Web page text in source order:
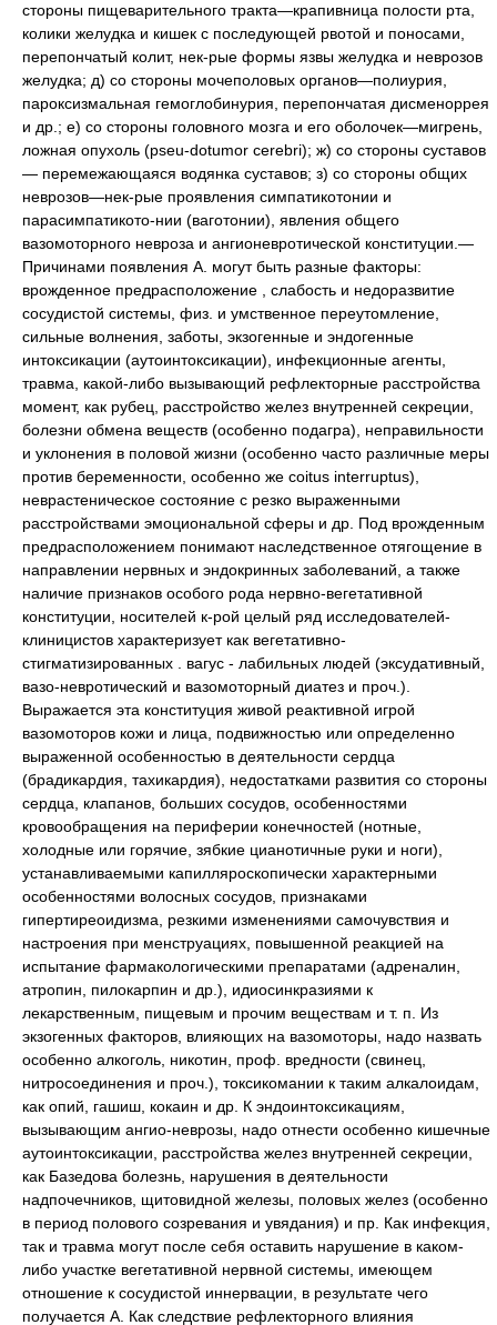
стороны пищеварительного тракта—крапивница полости рта,
колики желудка и кишек с последующей рвотой и поносами,
перепончатый колит, нек-рые формы язвы желудка и неврозов
желудка; д) со стороны мочеполовых органов—полиурия,
пароксизмальная гемоглобинурия, перепончатая дисменоррея
и др.; е) со стороны головного мозга и его оболочек—мигрень,
ложная опухоль (pseu-dotumor cerebri); ж) со стороны суставов
— перемежающаяся водянка суставов; з) со стороны общих
неврозов—нек-рые проявления симпатикотонии и
парасимпатикото-нии (ваготонии), явления общего
вазомоторного невроза и ангионевротической конституции.—
Причинами появления А. могут быть разные факторы:
врожденное предрасположение , слабость и недоразвитие
сосудистой системы, физ. и умственное переутомление,
сильные волнения, заботы, экзогенные и эндогенные
интоксикации (аутоинтоксикации), инфекционные агенты,
травма, какой-либо вызывающий рефлекторные расстройства
момент, как рубец, расстройство желез внутренней секреции,
болезни обмена веществ (особенно подагра), неправильности
и уклонения в половой жизни (особенно часто различные меры
против беременности, особенно же coitus interruptus),
неврастеническое состояние с резко выраженными
расстройствами эмоциональной сферы и др. Под врожденным
предрасположением понимают наследственное отягощение в
направлении нервных и эндокринных заболеваний, а также
наличие признаков особого рода нервно-вегетативной
конституции, носителей к-рой целый ряд исследователей-
клиницистов характеризует как вегетативно-
стигматизированных . вагус - лабильных людей (эксудативный,
вазо-невротический и вазомоторный диатез и проч.).
Выражается эта конституция живой реактивной игрой
вазомоторов кожи и лица, подвижностью или определенно
выраженной особенностью в деятельности сердца
(брадикардия, тахикардия), недостатками развития со стороны
сердца, клапанов, больших сосудов, особенностями
кровообращения на периферии конечностей (нотные,
холодные или горячие, зябкие цианотичные руки и ноги),
устанавливаемыми капилляроскопически характерными
особенностями волосных сосудов, признаками
гипертиреоидизма, резкими изменениями самочувствия и
настроения при менструациях, повышенной реакцией на
испытание фармакологическими препаратами (адреналин,
атропин, пилокарпин и др.), идиосинкразиями к
лекарственным, пищевым и прочим веществам и т. п. Из
экзогенных факторов, влияющих на вазомоторы, надо назвать
особенно алкоголь, никотин, проф. вредности (свинец,
нитросоединения и проч.), токсикомании к таким алкалоидам,
как опий, гашиш, кокаин и др. К эндоинтоксикациям,
вызывающим ангио-неврозы, надо отнести особенно кишечные
аутоинтоксикации, расстройства желез внутренней секреции,
как Базедова болезнь, нарушения в деятельности
надпочечников, щитовидной железы, половых желез (особенно
в период полового созревания и увядания) и пр. Как инфекция,
так и травма могут после себя оставить нарушение в каком-
либо участке вегетативной нервной системы, имеющем
отношение к сосудистой иннервации, в результате чего
получается А. Как следствие рефлекторного влияния